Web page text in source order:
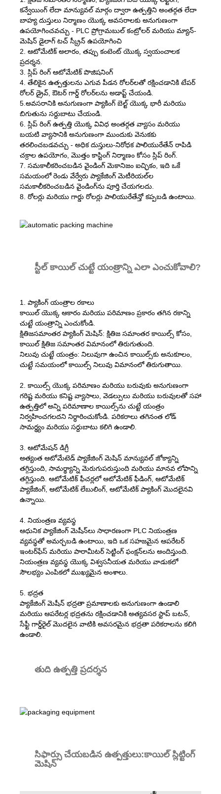
కన్వేయింగ్ లేదా మాన్యువల్ మార్గం ద్వారా ఉత్పత్తిని అంతర్గత లేదా
బాహ్య దుస్తులు నిర్మాణం యొక్క అవసరాలకు అనుగుణంగా
ఉపయోగించవచ్చు - PLC ప్రోగ్రామబుల్ కంట్రోలర్ మరియు మ్యాన్-
మెషిన్ డైలాగ్ టచ్ స్క్రీన్ ఉపయోగించి
2. ఆటోమేటిక్ అలారం, తప్పు కంటెంట్ యొక్క స్వయంచాలక
ప్రదర్శన.
3. స్లిప్ రింగ్ ఆటోమేటిక్ పొజిషనింగ్
4. తేలికైన ఉత్పత్తులను ఎగువ పీడన రోలర్‌లతో రక్షించడానికి టేపర్
రోలర్ డ్రైవ్, ఔటర్ గార్డ్ రోలర్‌లను అడాప్ట్ చేయండి.
5.అవసరానికి అనుగుణంగా ప్యాకింగ్ బెల్ట్ యొక్క భారీ మరియు
బిగుతును సర్దుబాటు చేయండి.
6. స్లిప్ రింగ్ ఉత్పత్తి యొక్క వివిధ అంతర్గత వ్యాసం మరియు
బయటి వ్యాసానికి అనుగుణంగా ముందుకు వెనుకకు
తరలించబడవచ్చు - అధిక దుస్తులు-నిరోధక పాలియురేతేన్ రాపిడి
చక్రాల ఉపయోగం, మొత్తం కాస్టింగ్ నిర్మాణం కోసం స్లిప్ రింగ్.
7. సమకాలీకరించబడిన వైండింగ్ మెకానిజం ఐచ్ఛికం, ఇది ఒకే
సమయంలో రెండు వేర్వేరు ప్యాకేజింగ్ మెటీరియల్‌ల
సమకాలీకరించబడిన వైండింగ్‌ను పూర్తి చేయగలదు.
8. రోలర్లు మరియు గార్డు రోలర్లు పాలియురేతేన్తో కప్పబడి ఉంటాయి.
స్టీల్ కాయిల్ చుట్టే యంత్రాన్ని ఎలా ఎంచుకోవాలి?
1. ప్యాకింగ్ యంత్రాల రకాలు
కాయిల్ యొక్క ఆకారం మరియు పరిమాణం ప్రకారం తగిన రకాన్ని
చుట్టే యంత్రాన్ని ఎంచుకోండి.
క్షితిజసమాంతర ప్యాకింగ్ మెషిన్: క్షితిజ సమాంతర కాయిల్స్ కోసం,
కాయిల్ క్షితిజ సమాంతర విమానంలో తిరుగుతుంది.
నిలువు చుట్టే యంత్రం: నిలువుగా ఉంచిన కాయిల్స్‌కు అనుకూలం,
చుట్టే సమయంలో కాయిల్స్ నిలువు విమానంలో తిరుగుతాయి.
2. కాయిల్స్ యొక్క పరిమాణం మరియు బరువుకు అనుగుణంగా
గరిష్ట మరియు కనిష్ట వ్యాసాలు, వెడల్పులు మరియు బరువులతో సహా
ఉత్పత్తిలో అన్ని పరిమాణాల కాయిల్స్‌ను చుట్టే యంత్రం
నిర్వహించగలదని నిర్ధారించుకోండి. పరికరాలు తగినంత లోడ్
సామర్థ్యం మరియు సర్దుబాటు కలిగి ఉండాలి.
3. ఆటోమేషన్ డిగ్రీ
అత్యంత ఆటోమేటెడ్ ప్యాకేజింగ్ మెషిన్ మాన్యువల్ జోక్యాన్ని
తగ్గిస్తుంది, సామర్థ్యాన్ని మెరుగుపరుస్తుంది మరియు మానవ లోపాన్ని
తగ్గిస్తుంది. ఆటోమేటిక్ ఫీచర్లలో ఆటోమేటిక్ ఫీడింగ్, ఆటోమేటిక్
ప్యాకేజింగ్, ఆటోమేటిక్ లేబులింగ్, ఆటోమేటిక్ ప్యాకింగ్ మొదలైనవి
ఉన్నాయి.
4. నియంత్రణ వ్యవస్థ
ఆధునిక ప్యాకేజింగ్ మెషీన్‌లు సాధారణంగా PLC నియంత్రణ
వ్యవస్థతో అమర్చబడి ఉంటాయి, ఇది ఒక సహజమైన ఆపరేటర్
ఇంటర్‌ఫేస్ మరియు పారామీటర్ సెట్టింగ్ ఫంక్షన్‌లను అందిస్తుంది.
నియంత్రణ వ్యవస్థ యొక్క విశ్వసనీయత మరియు వాడుకలో
సౌలభ్యం ఎంపికలో ముఖ్యమైన అంశాలు.
5. భద్రత
ప్యాకేజింగ్ మెషీన్ భద్రతా ప్రమాణాలకు అనుగుణంగా ఉండాలి
మరియు ఆపరేటర్ల భద్రతను రక్షించడానికి అత్యవసర స్టాప్ బటన్,
సేఫ్టీ గార్డ్‌రైల్ మొదలైన వాటికి అవసరమైన భద్రతా పరికరాలను కలిగి
ఉండాలి.
తుది ఉత్పత్తి ప్రదర్శన
సిఫార్సు చేయబడిన ఉత్పత్తులు:కాయిల్ స్లిట్టింగ్
మెషిన్